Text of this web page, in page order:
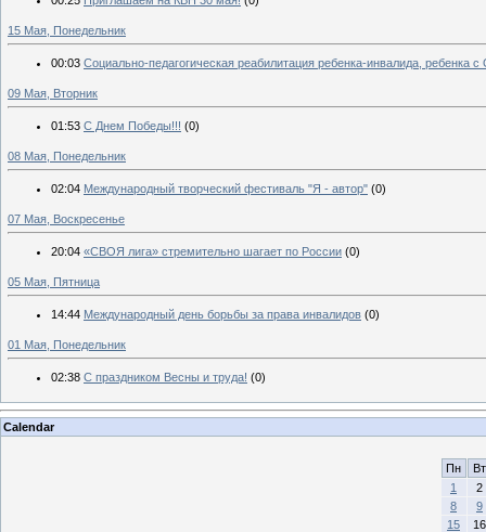
15 Мая, Понедельник
00:03 Социально-педагогическая реабилитация ребенка-инвалида, ребенка
09 Мая, Вторник
01:53 С Днем Победы!!! (0)
08 Мая, Понедельник
02:04 Международный творческий фестиваль "Я - автор" (0)
07 Мая, Воскресенье
20:04 «СВОЯ лига» стремительно шагает по России (0)
05 Мая, Пятница
14:44 Международный день борьбы за права инвалидов (0)
01 Мая, Понедельник
02:38 С праздником Весны и труда! (0)
Calendar
Пн
Вт
1
2
8
9
15
16